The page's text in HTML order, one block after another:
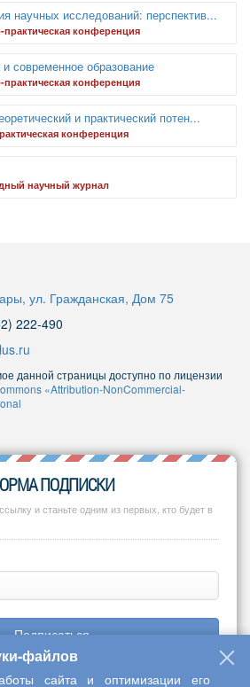
научных исследований: перспектив...
конференция
современное образование
конференция
и практический потен...
конференция
научный журнал
ул. Гражданская, Дом 75
222-490
данной страницы доступно по лицензии
«Attribution-NonCommercial-
ПОДПИСКИ
и станьте одним из первых, кто будет в
Подписаться
файлов
сайта и оптимизации его